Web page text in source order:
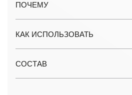
ПОЧЕМУ
КАК ИСПОЛЬЗОВАТЬ
СОСТАВ